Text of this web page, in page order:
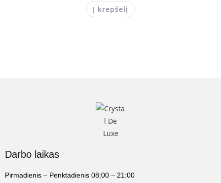
Į krepšelį
Darbo laikas
Pirmadienis – Penktadienis 08:00 – 21:00